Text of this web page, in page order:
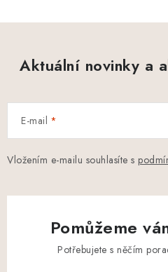
Aktuální novinky a
E-mail
Vložením e-mailu souhlasíte s
Pomůžeme
Potřebujete s něčím